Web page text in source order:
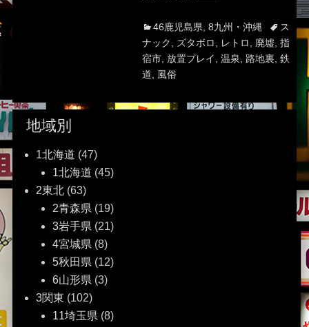
Categories
46鹿児島県 8九州・沖縄 Tags
ス
ナック
ズタボロ レトロ 廃墟 指
宿市, 放置プレイ 温泉 路地裏 鉄
道
風俗
地域別
1北海道 (47)
1北海道 (45)
2東北(63)
2青森県 (19)
3岩手県 (21)
4宮城県 (8)
5秋田県 (12)
6山形県 (3)
3関東 (102)
11埼玉県 (8)